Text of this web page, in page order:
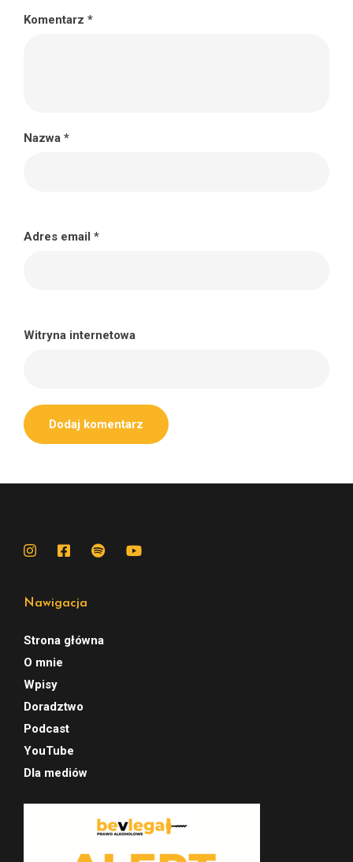
Komentarz *
Nazwa *
Adres email *
Witryna internetowa
Nawigacja
Strona główna
O mnie
Wpisy
Doradztwo
Podcast
YouTube
Dla mediów